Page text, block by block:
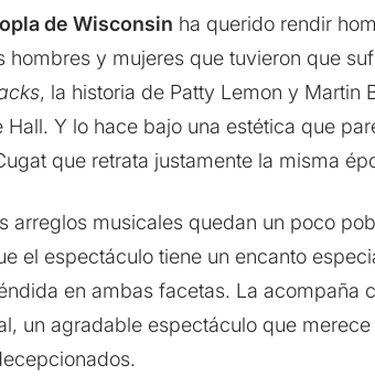
de Wisconsin ha querido rendir
y mujeres que tuvieron que
, la historia de Patty Lemon y Martin
Y lo hace bajo una estética que
que retrata justamente la misma
musicales quedan un poco
el espectáculo tiene un encanto
en ambas facetas. La acompaña
un agradable espectáculo que